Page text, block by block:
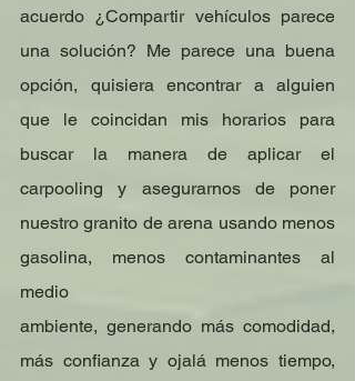
acuerdo ¿Compartir vehículos parece
una solución? Me parece una buena
opción, quisiera encontrar a alguien
que le coincidan mis horarios para
buscar la manera de aplicar el
carpooling y asegurarnos de poner
nuestro granito de arena usando menos
gasolina, menos contaminantes al
medio
ambiente, generando más comodidad,
más confianza y ojalá menos tiempo,